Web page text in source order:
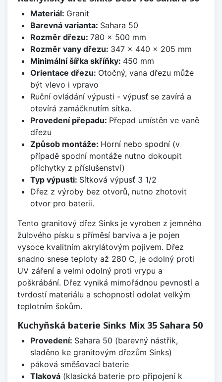
Materiál: Granit
Barevná varianta: Sahara 50
Rozměr dřezu: 780 x 500 mm
Rozměr vany dřezu: 347 x 440 x 205 mm
Minimální šířka skříňky: 450 mm
Orientace dřezu: Otočný, vana dřezu může
být vlevo i vpravo
Ruční ovládání výpusti - výpusť se zavírá a
otevírá zamáčknutím sítka.
Provedení přepadu: Přepad umístěn ve vaně
dřezu
Způsob montáže: Horní nebo spodní (v
případě spodní montáže nutno dokoupit
příchytky z příslušenství)
Typ výpusti: Sítková výpusť 3 1/2
Dřez z výroby bez otvorů, nutno zhotovit
otvor pro baterii.
Tento granitový dřez Sinks je vyroben z jemného
žulového písku s příměsí barviva a je pojen
vysoce kvalitním akrylátovým pojivem. Dřez
snadno snese teploty až 280 C, je odolný proti
UV záření a velmi odolný proti vrypu a
poškrábání. Dřez vyniká mimořádnou pevností a
tvrdostí materiálu a schopností odolat velkým
teplotním šokům.
Kuchyňská baterie Sinks Mix 35 Sahara 50
Provedení: Sahara 50 (barevný nástřik,
sladěno ke granitovým dřezům Sinks)
páková směšovací baterie
Tlaková(klasická baterie pro připojení k